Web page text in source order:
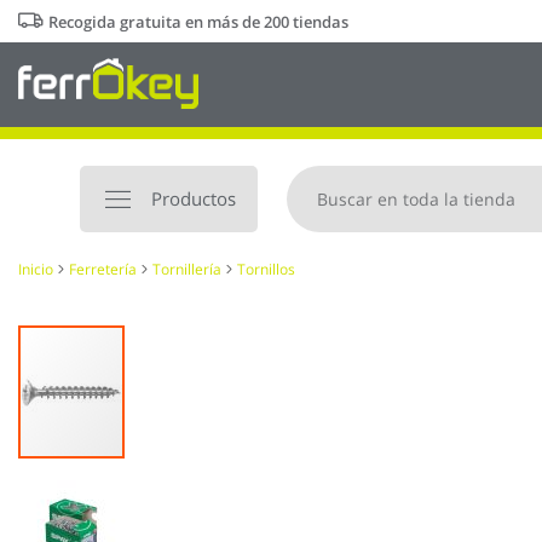
Ir
al
contenido
Recogida gratuita en más de 200 tiendas
Productos
Inicio Ferretería Tornillería Tornillos
Saltar
final
de
galería
imágenes